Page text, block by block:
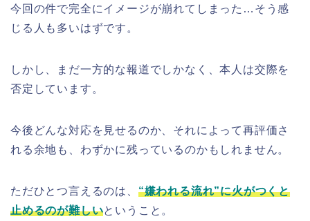
今回の件で完全にイメージが崩れてしまった…そう感
じる人も多いはずです。
しかし、まだ一方的な報道でしかなく、本人は交際を
否定しています。
今後どんな対応を見せるのか、それによって再評価さ
れる余地も、わずかに残っているのかもしれません。
ただひとつ言えるのは、 “嫌われる流れ”に火がつくと
止めるのが難しいということ。